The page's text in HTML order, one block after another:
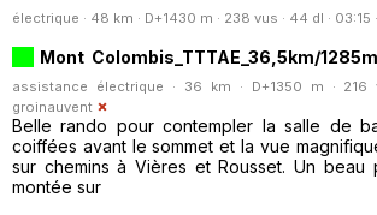
électrique · 48 km · D+1430 m · 238 vus · 44 dl · 03:15 ·
Mont Colombis_TTTAE_36,5km/
assistance électrique · 36 km · D+1350 m · 216
groinauvent
Belle rando pour contempler la salle de
coiffées avant le sommet et la vue
sur chemins à Vières et Rousset. Un beau
montée sur